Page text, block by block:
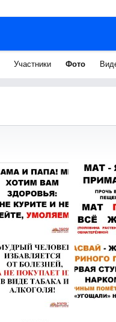
Участники Фото